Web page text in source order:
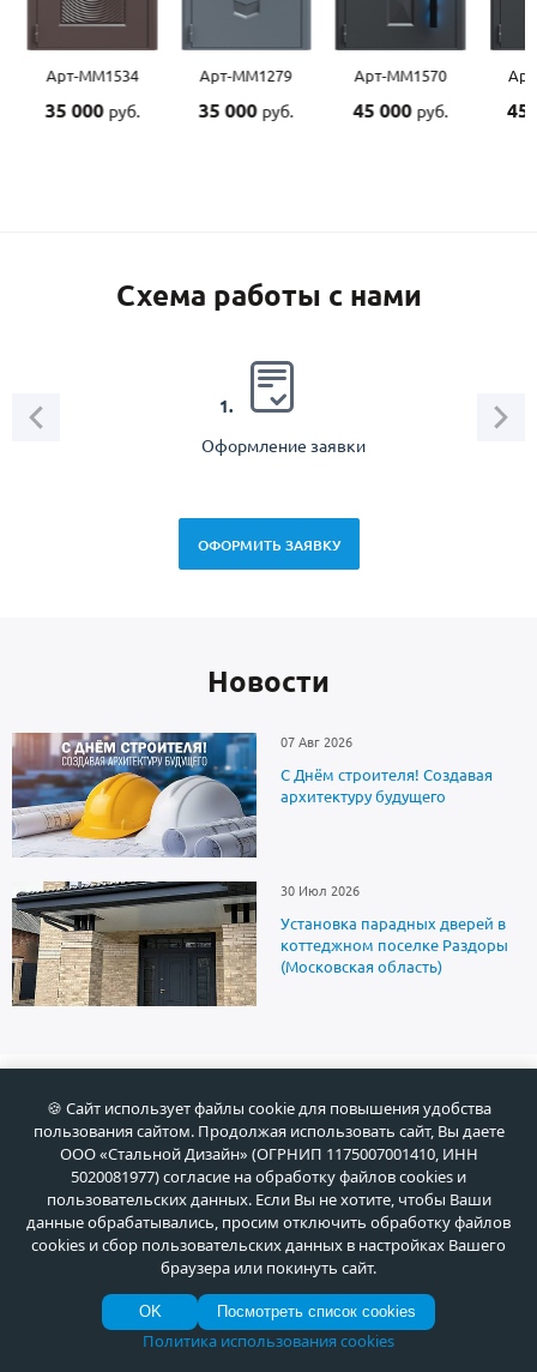
Арт-ММ1534
35 000руб.
Арт-ММ1279
35 000руб.
Арт-ММ1570
45 000руб.
Арт-
45
Схема работы с нами
1.
Оформление заявки
ОФОРМИТЬ ЗАЯВКУ
Новоcти
07 Авг 2026
С Днём строителя! Создавая
архитектуру будущего
30 Июл 2026
Установка парадных дверей в
коттеджном поселке Раздоры
(Московская область)
О продукции
Установка
Производство
🍪 Сайт использует файлы cookie для повышения удобства
пользования сайтом. Продолжая использовать сайт, Вы даете
ООО «Стальной Дизайн» (ОГРНИП 1175007001410, ИНН
5020081977) согласие на обработку файлов cookies и
пользовательских данных. Если Вы не хотите, чтобы Ваши
данные обрабатывались, просим отключить обработку файлов
cookies и сбор пользовательских данных в настройках Вашего
браузера или покинуть сайт.
OK Посмотреть список cookies
Политика использования cookies